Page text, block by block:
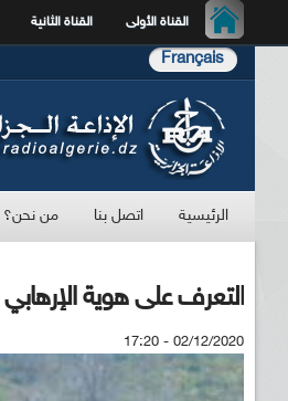
القناة الأولى القناة الثانية
Français
الرئيسية اتصل بنا من نحن؟
التعرف على هوية
02/12/2020 - 17:20